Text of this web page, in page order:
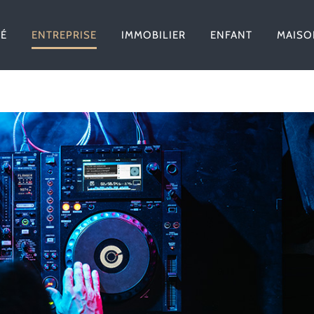
ENTREPRISE IMMOBILIER ENFANT